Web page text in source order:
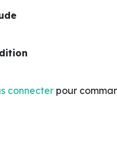
connecter pour